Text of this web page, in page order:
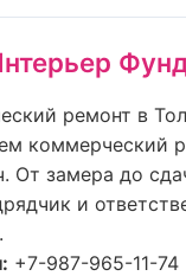
ремонт в
коммерческий
От замера до
и
+7-987-965-11-74